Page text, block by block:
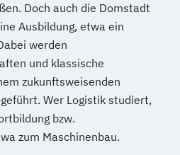
Doch auch die Domstadt
Ausbildung, etwa ein
werden
und klassische
zukunftsweisenden
Wer Logistik studiert,
bzw.
zum Maschinenbau.